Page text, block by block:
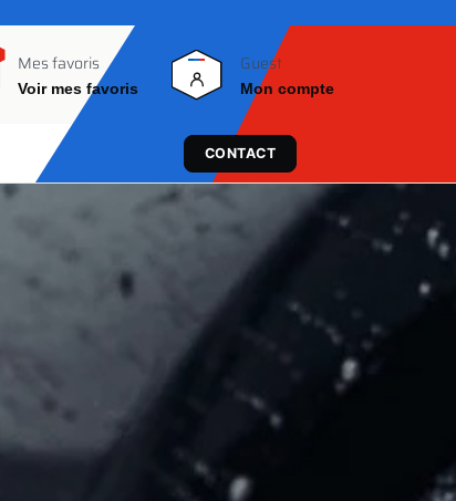
Mes favoris
Voir mes favoris
Guest
Mon compte
CONTACT